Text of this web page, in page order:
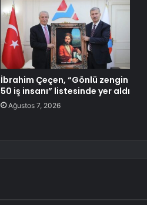
İbrahim Çeçen, “Gönlü zengin
50 iş insanı” listesinde yer aldı
Ağustos 7, 2026